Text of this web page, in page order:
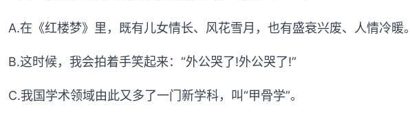
A.在《红楼梦》里，既有儿女情长、风花雪月，也有盛衰兴废、人情冷暖。
B.这时候，我会拍着手笑起来：“外公哭了!外公哭了!”
C.我国学术领域由此又多了一门新学科，叫“甲骨学”。